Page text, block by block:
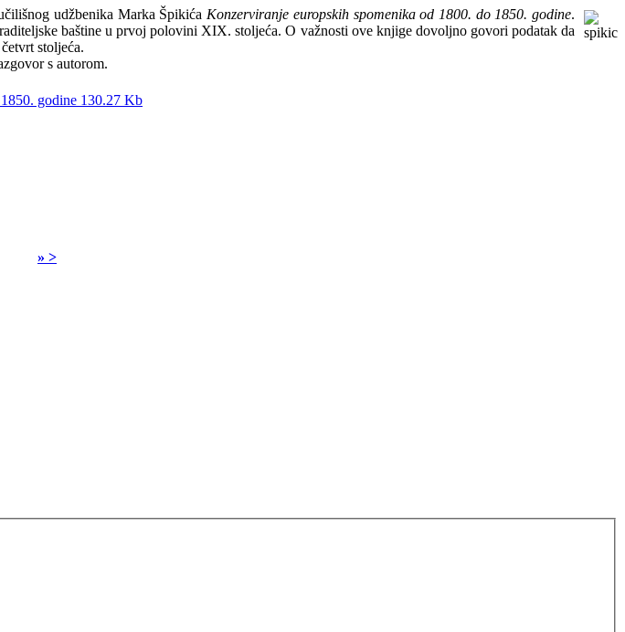
udžbenika Marka Špikića Konzerviranje europskih spomenika od 1800. do 1850. godine.
baštine u prvoj polovini XIX. stoljeća. O važnosti ove knjige dovoljno govori podatak da
stoljeća.
s autorom.
godine 130.27 Kb
» >